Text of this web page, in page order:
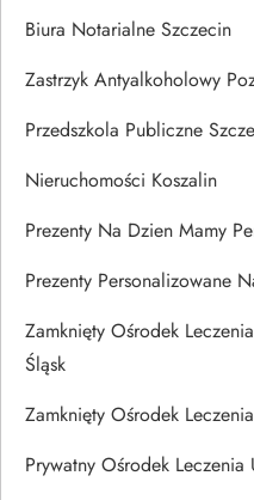
Biura Notarialne Szczecin
Zastrzyk Antyalkoholowy
Przedszkola Publiczne
Nieruchomości Koszalin
Prezenty Na Dzien Mamy
Prezenty Personalizowane
Zamknięty Ośrodek
Śląsk
Zamknięty Ośrodek
Prywatny Ośrodek Leczenia